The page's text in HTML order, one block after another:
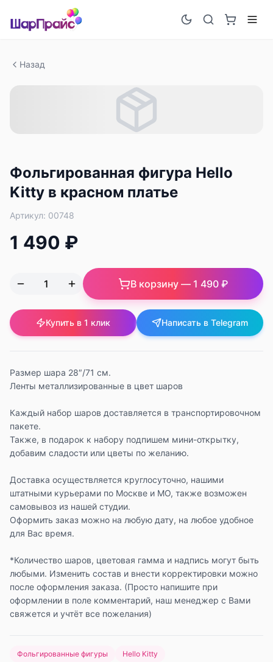
Назад
Фольгированная фигура Hello
Kitty в красном платье
Артикул: 00748
1 490 ₽
В корзину — 1 490 ₽
Купить в 1 клик Написать в Telegram
Размер шара 28″/71 см.
Ленты металлизированные в цвет шаров
Каждый набор шаров доставляется в транспортировочном
пакете.
Также, в подарок к набору подпишем мини-открытку,
добавим сладости или цветы по желанию.
Доставка осуществляется круглосуточно, нашими
штатными курьерами по Москве и МО, также возможен
самовывоз из нашей студии.
Оформить заказ можно на любую дату, на любое удобное
для Вас время.
*Количество шаров, цветовая гамма и надпись могут быть
любыми. Изменить состав и внести корректировки можно
после оформления заказа. (Просто напишите при
оформлении в поле комментарий, наш менеджер с Вами
свяжется и учтёт все пожелания)
Фольгированные фигуры
Hello Kitty